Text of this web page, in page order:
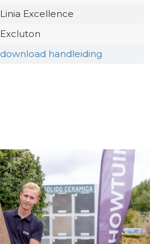
Linia Excellence
Excluton
download handleiding